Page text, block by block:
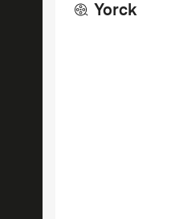
Yorck